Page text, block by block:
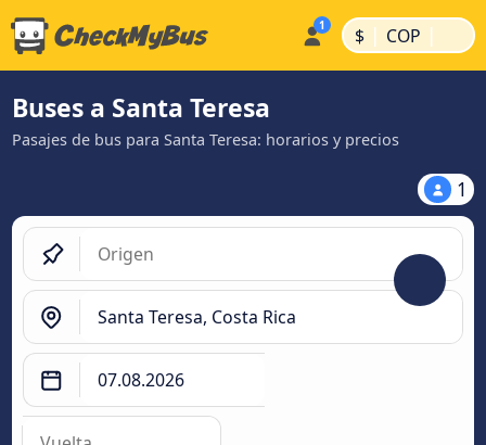
$ | COP |
Buses a Santa Teresa
Pasajes de bus para Santa Teresa: horarios y precios
1